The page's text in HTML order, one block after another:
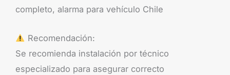
completo, alarma para vehículo Chile
Recomendación:
Se recomienda instalación por técnico
especializado para asegurar correcto